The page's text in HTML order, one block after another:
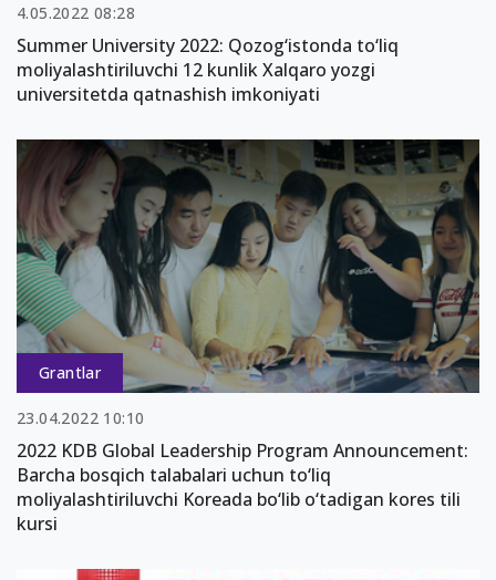
4.05.2022 08:28
Summer University 2022: Qozog‘istonda to‘liq
moliyalashtiriluvchi 12 kunlik Xalqaro yozgi
universitetda qatnashish imkoniyati
Grantlar
23.04.2022 10:10
2022 KDB Global Leadership Program Announcement:
Barcha bosqich talabalari uchun to‘liq
moliyalashtiriluvchi Koreada bo‘lib o‘tadigan kores tili
kursi